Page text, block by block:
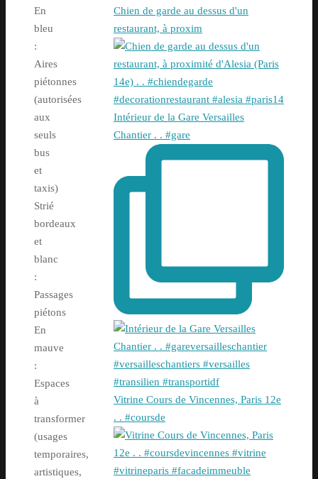
En
bleu
:
Aires
piétonnes
(autorisées
aux
seuls
bus
et
taxis)
Strié
bordeaux
et
blanc
:
Passages
piétons
En
mauve
:
Espaces
à
transformer
(usages
temporaires,
artistiques,
Chien de garde au dessus d'un
restaurant, à proxim
Intérieur de la Gare Versailles
Chantier . . #gare
Vitrine Cours de Vincennes, Paris 12e
. . #coursde